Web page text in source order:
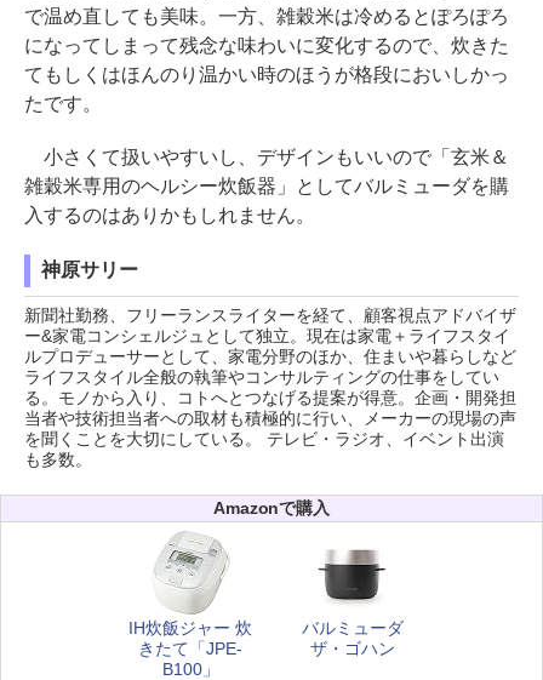
で温め直しても美味。一方、雑穀米は冷めるとぽろぽろ
になってしまって残念な味わいに変化するので、炊きた
てもしくはほんのり温かい時のほうが格段においしかっ
たです。
小さくて扱いやすいし、デザインもいいので「玄米＆
雑穀米専用のヘルシー炊飯器」としてバルミューダを購
入するのはありかもしれません。
神原サリー
新聞社勤務、フリーランスライターを経て、顧客視点アドバイザ
ー&家電コンシェルジュとして独立。現在は家電＋ライフスタイ
ルプロデューサーとして、家電分野のほか、住まいや暮らしなど
ライフスタイル全般の執筆やコンサルティングの仕事をしてい
る。モノから入り、コトへとつなげる提案が得意。企画・開発担
当者や技術担当者への取材も積極的に行い、メーカーの現場の声
を聞くことを大切にしている。 テレビ・ラジオ、イベント出演
も多数。
Amazonで購入
IH炊飯ジャー 炊
きたて「JPE-
B100」
バルミューダ
ザ・ゴハン